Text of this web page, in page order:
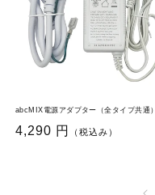
abcMIX電源アダプター（全タイプ共通）
通
4,290 円 （税込み）